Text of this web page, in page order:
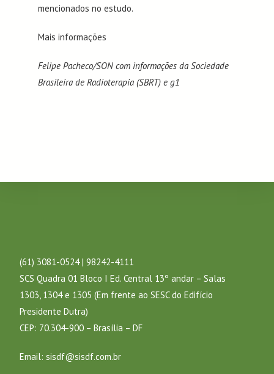
mencionados no estudo.
Mais informações
Felipe Pacheco/SON com informações da Sociedade
Brasileira de Radioterapia (SBRT) e g1
(61) 3081-0524 | 98242-4111
SCS Quadra 01 Bloco I Ed. Central 13º andar – Salas
1303, 1304 e 1305 (Em frente ao SESC do Edifício
Presidente Dutra)
CEP: 70.304-900 – Brasília – DF
Email: sisdf@sisdf.com.br